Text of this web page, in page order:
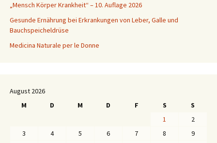
„Mensch Körper Krankheit“ – 10. Auflage 2026
Gesunde Ernährung bei Erkrankungen von Leber, Galle und
Bauchspeicheldrüse
Medicina Naturale per le Donne
August 2026
M
D M D F S
S
1
2
3
4 5 6 7 8
9